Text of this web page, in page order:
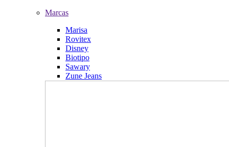
Marcas
Marisa
Rovitex
Disney
Biotipo
Sawary
Zune Jeans